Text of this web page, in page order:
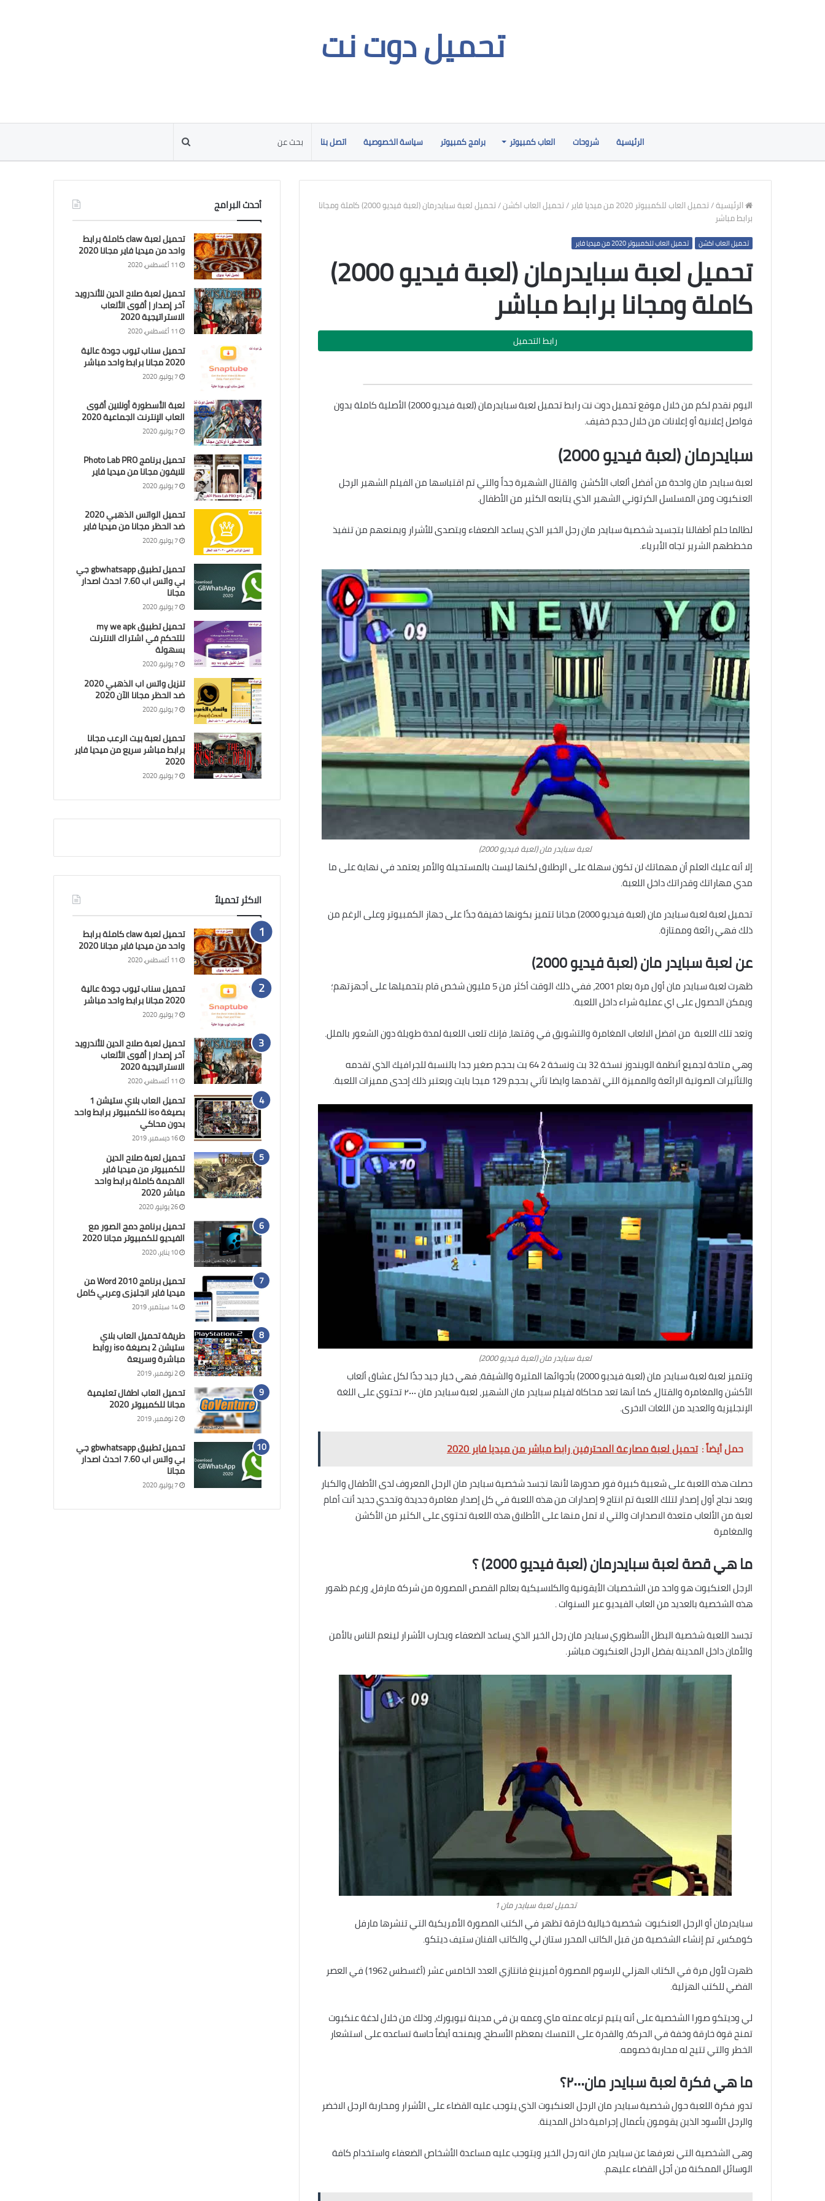
تحميل دوت نت
الرئيسية شروحات العاب كمبيوتر برامج كمبيوتر سياسة الخصوصية اتصل بنا
الرئيسية/تحميل العاب للكمبيوتر 2020 من ميديا فاير /تحميل العاب اكشن/
تحميل لعبة سبايدرمان (لعبة فيديو 2000) كاملة ومجانا
برابط مباشر
تحميل العاب اكشن تحميل العاب للكمبيوتر 2020 من ميديا فاير
تحميل لعبة سبايدرمان (لعبة فيديو 2000)
كاملة ومجانا برابط مباشر
رابط التحميل
اليوم نقدم لكم من خلال موقع تحميل دوت نت رابط تحميل لعبة سبايدرمان (لعبة فيديو 2000) الأصلية كاملة بدون
فواصل إعلانية أو إعلانات من خلال حجم خفيف.
سبايدرمان (لعبة فيديو 2000)
لعبة سبايدر مان واحدة من أفضل ألعاب الأكشن والقتال الشهيرة جداً والتي تم اقتباسها من الفيلم الشهير الرجل
العنكبوت ومن المسلسل الكرتوني الشهير الذي يتابعه الكثير من الأطفال.
لطالما حلم أطفالنا بتجسيد شخصية سبايدر مان رجل الخير الذي يساعد الضعفاء ويتصدى للأشرار ويمنعهم من تنفيذ
مخططهم الشرير تجاه الأبرياء.
لعبة سبايدر مان (لعبة فيديو 2000)
إلا أنه عليك العلم أن مهماتك لن تكون سهلة على الإطلاق لكنها ليست بالمستحيلة والأمر يعتمد في نهاية على ما
مدي مهاراتك وقدراتك داخل اللعبة.
تحميل لعبة لعبة سبايدر مان (لعبة فيديو 2000) مجانا تتميز بكونها خفيفة جدًا على جهاز الكمبيوتر وعلى الرغم من
ذلك فهي رائعة وممتازة.
عن لعبة سبايدر مان (لعبة فيديو 2000)
ظهرت لعبة سبايدر مان أول مرة بعام 2001، ففي ذلك الوقت أكثر من 5 مليون شخص قام بتحميلها على أجهزتهم؛
ويمكن الحصول على اي عملية شراء داخل اللعبة.
وتعد تلك اللعبة من افضل الالعاب المغامرة والتشويق في وقتها، فإنك تلعب اللعبة لمدة طويلة دون الشعور بالملل.
وهي متاحة لجميع أنظمة الويندوز نسخة 32 بت ونسخة 2 64 بت بحجم صغير جدا بالنسبة للجرافيك الذي تقدمه
والتأثيرات الصوتية الرائعة والمميزة التي تقدمها وايضا تأتي بحجم 129 ميجا بايت ويعتبر ذلك إحدى مميزات اللعبة.
لعبة سبايدر مان (لعبة فيديو 2000)
وتتميز لعبة لعبة سبايدر مان (لعبة فيديو 2000) بأجوائها المثيرة والشيقة، فهي خيار جيد جدًا لكل عشاق ألعاب
الأكشن والمغامرة والقتال، كما أنها تعد محاكاة لفيلم سبايدر مان الشهير، لعبة سبايدر مان ٢٠٠٠ تحتوي على اللغة
الإنجليزية والعديد من اللغات الاخرى.
حمل أيضاً : تحميل لعبة مصارعة المحترفين رابط مباشر من ميديا فاير 2020
حصلت هذه اللعبة على شعبية كبيرة فور صدورها لأنها تجسد شخصية سبايدر مان الرجل المعروف لدى الأطفال والكبار
وبعد نجاح أول إصدار لتلك اللعبة تم انتاج 9 إصدارات من هذه اللعبة في كل إصدار مغامرة جديدة وتحدي جديد أنت أمام
لعبة من الألعاب متعدة الاصدارات والتي لا تمل منها على الأطلاق هذه اللعبة تحتوى على الكثير من الأكشن
والمغامرة
ما هي قصة لعبة سبايدرمان (لعبة فيديو 2000) ؟
الرجل العنكبوت هو واحد من الشخصيات الأيقونية والكلاسيكية بعالم القصص المصورة من شركة مارفل، ورغم ظهور
هذه الشخصية بالعديد من العاب الفيديو عبر السنوات .
تجسد اللعبة شخصية البطل الأسطوري سبايدر مان رجل الخير الذي يساعد الضعفاء ويحارب الأشرار لينعم الناس بالأمن
والأمان داخل المدينة بفضل الرجل العنكبوت مباشر.
تحميل لعبة سبايدر مان 1
سبايدرمان أو الرجل العنكبوت شخصية خيالية خارقة تظهر في الكتب المصورة الأمريكية التي تنشرها مارفل
كومكس، تم إنشاء الشخصية من قبل الكاتب المحرر ستان لي والكاتب الفنان ستيف ديتكو.
ظهرت لأول مرة في الكتاب الهزلي للرسوم المصورة أميزينغ فانتازي العدد الخامس عشر (أغسطس 1962) في العصر
الفضي للكتب الهزلية.
لي وديتكو صورا الشخصية على أنه يتيم ترعاه عمته ماي وعمه بن في مدينة نيويورك، وذلك من خلال لدغة عنكبوت
تمنح قوة خارقة وخفة في الحركة، والقدرة على التمسك بمعظم الأسطح، ويمنحه أيضاً حاسة تساعده على استشعار
الخطر والتي تتيح له محاربة خصومه.
ما هي فكرة لعبة سبايدر مان٢٠٠٠؟
تدور فكرة اللعبة حول شخصية سبايدر مان الرجل العنكبوت الذي يتوجب عليه القضاء على الأشرار ومحاربة الرجل الاخضر
والرجل الأسود الذين يقومون بأعمال إجرامية داخل المدينة.
وهى الشخصية التي نعرفها عن سبايدر مان انه رجل الخير ويتوجب عليه مساعدة الأشخاص الضعفاء واستخدام كافة
الوسائل الممكنة من أجل القضاء عليهم.
أحدث البرامج
تحميل لعبة claw كاملة برابط
واحد من ميديا فاير مجانا 2020
11 أغسطس، 2020
تحميل لعبة صلاح الدين للأندرويد
آخر إصدار | أقوى الألعاب
الاستراتيجية 2020
11 أغسطس، 2020
تحميل سناب تيوب جودة عالية
2020 مجانا برابط واحد مباشر
7 يوليو، 2020
لعبة الأسطورة أونلاين أقوى
العاب الإنترنت الجماعية 2020
7 يوليو، 2020
تحميل برنامج Photo Lab PRO
للايفون مجانا من ميديا فاير
7 يوليو، 2020
تحميل الواتس الذهبي 2020
ضد الحظر مجانا من ميديا فاير
7 يوليو، 2020
تحميل تطبيق gbwhatsapp جي
بي واتس اب 7.60 احدث اصدار
مجانا
7 يوليو، 2020
تحميل تطبيق my we apk
للتحكم في اشتراك الانترنت
بسهولة
7 يوليو، 2020
تنزيل واتس اب الذهبي 2020
ضد الحظر مجانا الآن 2020
7 يوليو، 2020
تحميل لعبة بيت الرعب مجانا
برابط مباشر سريع من ميديا فاير
2020
7 يوليو، 2020
الاكثر تحميلاً
تحميل لعبة claw كاملة برابط
واحد من ميديا فاير مجانا 2020
11 أغسطس، 2020
تحميل سناب تيوب جودة عالية
2020 مجانا برابط واحد مباشر
7 يوليو، 2020
تحميل لعبة صلاح الدين للأندرويد
آخر إصدار | أقوى الألعاب
الاستراتيجية 2020
11 أغسطس، 2020
تحميل العاب بلاي ستيشن 1
بصيغة iso للكمبيوتر برابط واحد
بدون محاكي
16 ديسمبر، 2019
تحميل لعبة صلاح الدين
للكمبيوتر من ميديا فاير
القديمة كاملة برابط واحد
مباشر 2020
26 يوليو، 2020
تحميل برنامج دمج الصور مع
الفيديو للكمبيوتر مجانا 2020
10 يناير، 2020
تحميل برنامج Word 2010 من
ميديا فاير انجليزى وعربي كامل
14 سبتمبر، 2019
طريقة تحميل العاب بلاي
ستيشن 2 بصيغة iso روابط
مباشرة وسريعة
2 نوفمبر، 2019
تحميل العاب اطفال تعليمية
مجانا للكمبيوتر 2020
2 نوفمبر، 2019
تحميل تطبيق gbwhatsapp جي
بي واتس اب 7.60 احدث اصدار
مجانا
7 يوليو، 2020